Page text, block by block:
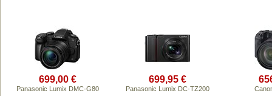
699,00 €
Panasonic Lumix DMC-G80
699,95 €
Panasonic Lumix DC-TZ200